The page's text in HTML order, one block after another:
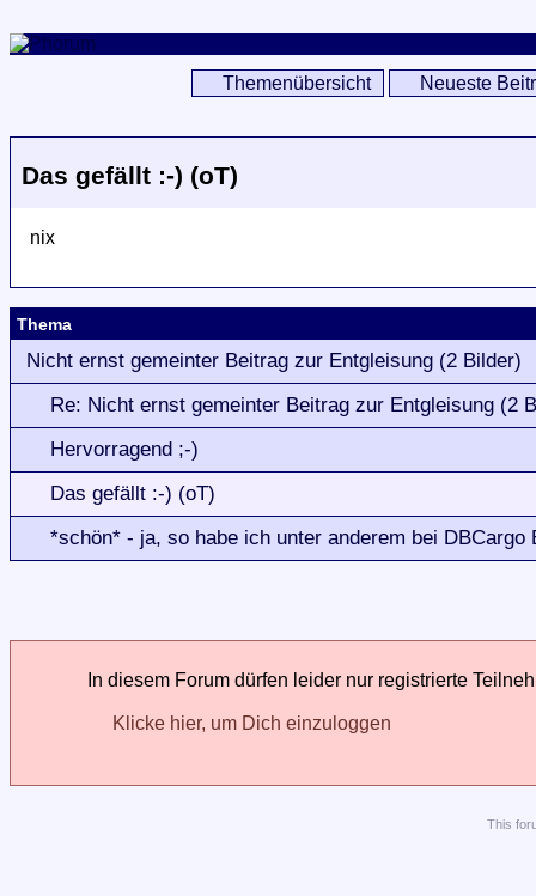
Themenübersicht Neueste
Das gefällt :-) (oT)
nix
Thema
Nicht ernst gemeinter Beitrag zur Entgleisung (2 Bilder)
Re: Nicht ernst gemeinter Beitrag zur Entgleisung (2
Hervorragend ;-)
Das gefällt :-) (oT)
*schön* - ja, so habe ich unter anderem bei DBCargo
In diesem Forum dürfen leider nur registrierte
Klicke hier, um Dich einzuloggen
This